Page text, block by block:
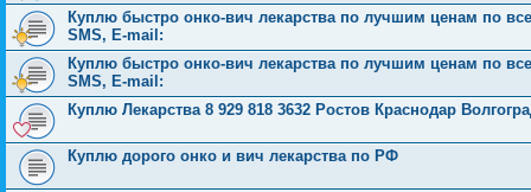
Куплю быстро онко-вич лекарства по лучшим ценам по
SMS, E-mail:
Куплю быстро онко-вич лекарства по лучшим ценам по
SMS, E-mail:
Куплю Лекарства 8 929 818 3632 Ростов Краснодар
Куплю дорого онко и вич лекарства по РФ